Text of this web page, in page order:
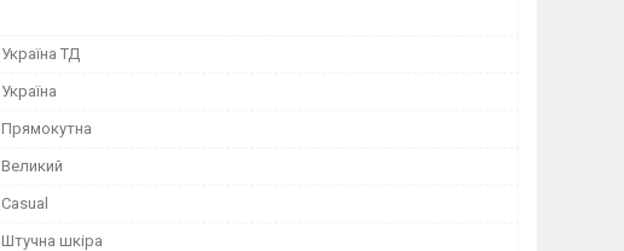
Україна ТД
Україна
Прямокутна
Великий
Casual
Штучна шкіра